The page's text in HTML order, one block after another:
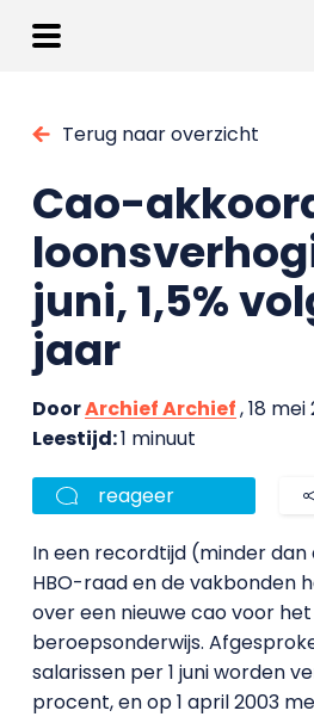
Terug naar overzicht
Cao-
juni, 1,5%
jaar
DoorArchief Archief, 18 mei
Leestijd:1 minuut
reageer
In een recordtijd (minder dan
HBO-raad en de vakbonden
over een nieuwe cao voor
beroepsonderwijs.
salarissen per 1 juni worden
procent, en op 1 april 2003